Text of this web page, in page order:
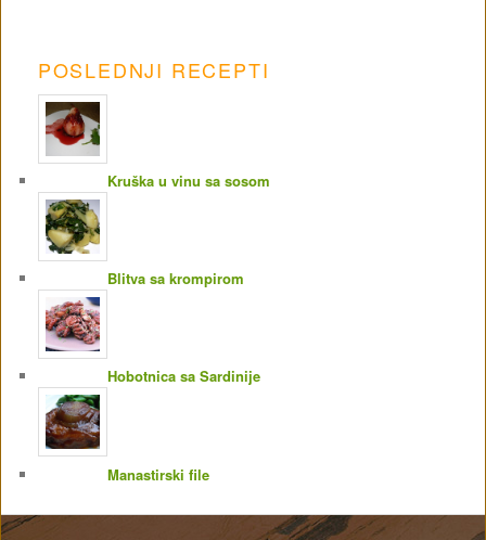
POSLEDNJI RECEPTI
Kruška u vinu sa sosom
Blitva sa krompirom
Hobotnica sa Sardinije
Manastirski file